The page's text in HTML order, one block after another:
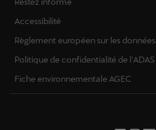
Accessibilité
Règlement européen sur les données
Politique de confidentialité de l'ADAS
Fiche environnementale AGEC